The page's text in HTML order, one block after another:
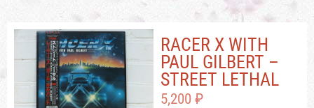
RACER X WITH
PAUL GILBERT –
STREET LETHAL
5,200 ₽